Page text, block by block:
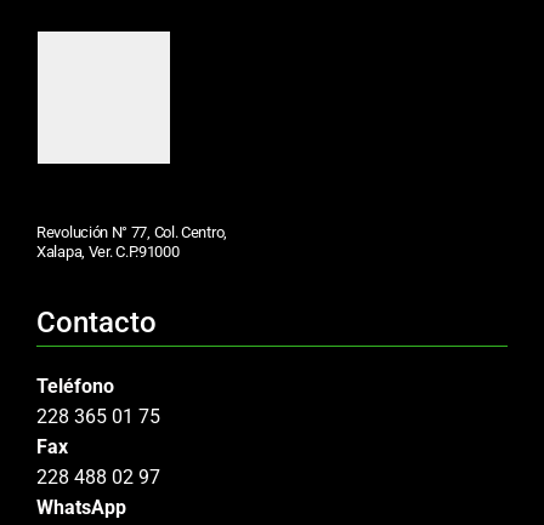
Revolución N° 77, Col. Centro,
Xalapa, Ver. C.P.91000
Contacto
Teléfono
228 365 01 75
Fax
228 488 02 97
WhatsApp